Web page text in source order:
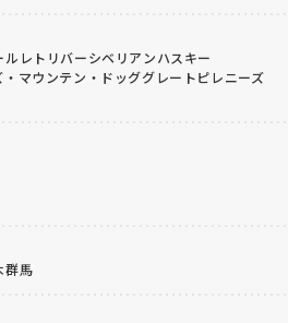
ルレトリバーシベリアンハスキー
・マウンテン・ドッググレートピレニーズ
群馬